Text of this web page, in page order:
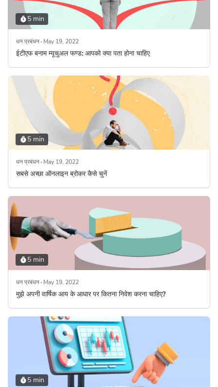
5 min
धन प्रबंधन May 19, 2022
ईटीएफ बनाम म्यूचुअल फण्ड: आपको क्या पता होना चाहिए
5 min
धन प्रबंधन May 19, 2022
सबसे अच्छा ऑनलाइन ब्रोकर कैसे चुनें
5 min
धन प्रबंधन May 19, 2022
मुझे अपनी वार्षिक आय के आधार पर कितना निवेश करना चाहिए?
5 min